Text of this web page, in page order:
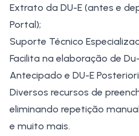
Extrato da DU-E (antes e
Portal);
Suporte Técnico
Facilita na elaboração de
Antecipado e DU-E Posteriori
Diversos recursos de
eliminando repetição
e muito mais.